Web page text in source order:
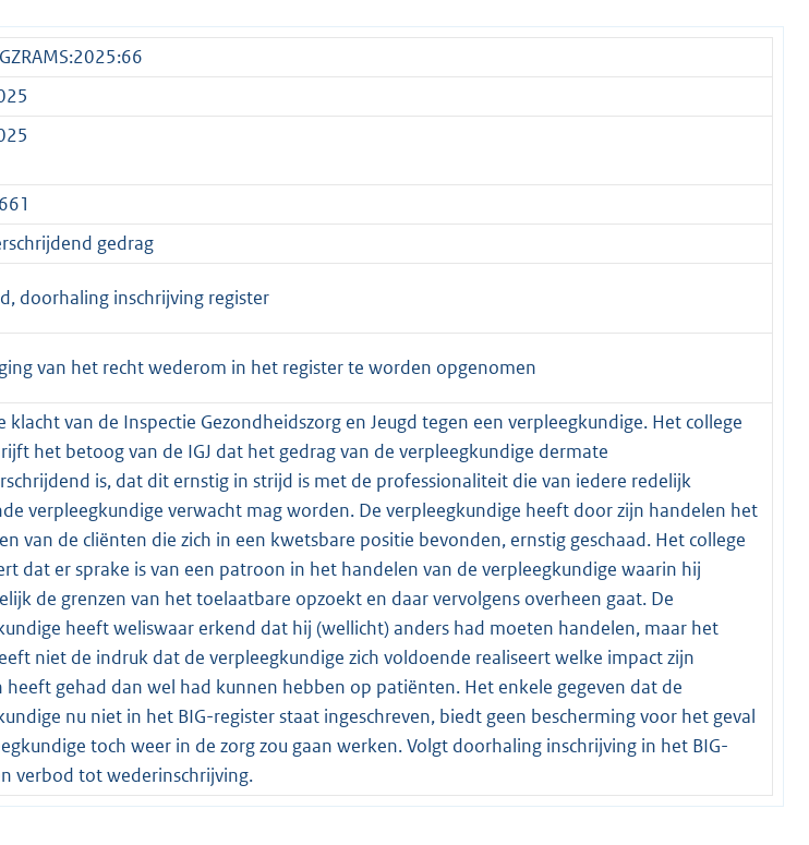
gedrag
doorhaling inschrijving register
van het recht wederom in het register te worden opgenomen
klacht van de Inspectie Gezondheidszorg en Jeugd tegen een verpleegkundige. Het college
het betoog van de IGJ dat het gedrag van de verpleegkundige dermate
is, dat dit ernstig in strijd is met de professionaliteit die van iedere redelijk
verpleegkundige verwacht mag worden. De verpleegkundige heeft door zijn handelen het
van de cliënten die zich in een kwetsbare positie bevonden, ernstig geschaad. Het college
dat er sprake is van een patroon in het handelen van de verpleegkundige waarin hij
de grenzen van het toelaatbare opzoekt en daar vervolgens overheen gaat. De
heeft weliswaar erkend dat hij (wellicht) anders had moeten handelen, maar het
niet de indruk dat de verpleegkundige zich voldoende realiseert welke impact zijn
heeft gehad dan wel had kunnen hebben op patiënten. Het enkele gegeven dat de
nu niet in het BIG-register staat ingeschreven, biedt geen bescherming voor het geval
toch weer in de zorg zou gaan werken. Volgt doorhaling inschrijving in het BIG-
verbod tot wederinschrijving.